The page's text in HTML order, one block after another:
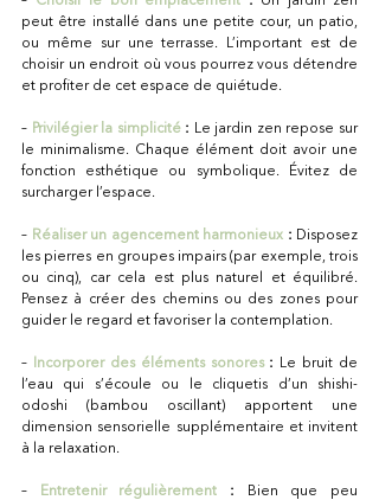
peut être installé dans une petite cour, un patio,
ou même sur une terrasse. L’important est de
choisir un endroit où vous pourrez vous détendre
et profiter de cet espace de quiétude.
– Privilégier la simplicité : Le jardin zen repose sur
le minimalisme. Chaque élément doit avoir une
fonction esthétique ou symbolique. Évitez de
surcharger l’espace.
– Réaliser un agencement harmonieux : Disposez
les pierres en groupes impairs (par exemple, trois
ou cinq), car cela est plus naturel et équilibré.
Pensez à créer des chemins ou des zones pour
guider le regard et favoriser la contemplation.
– Incorporer des éléments sonores : Le bruit de
l’eau qui s’écoule ou le cliquetis d’un shishi-
odoshi (bambou oscillant) apportent une
dimension sensorielle supplémentaire et invitent
à la relaxation.
– Entretenir régulièrement : Bien que peu